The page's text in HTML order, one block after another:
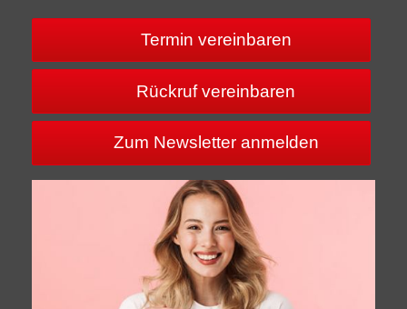
Termin vereinbaren
Rückruf vereinbaren
Zum Newsletter anmelden